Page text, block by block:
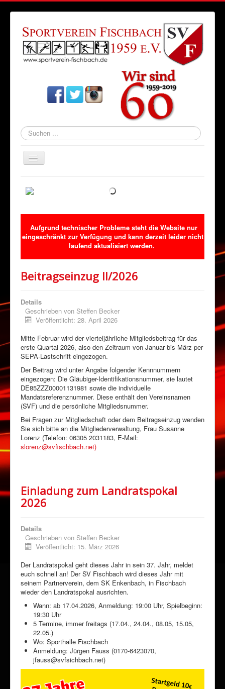
Suchen
...
Navigation
an/aus
Verein
Abteilungen
Veranstaltungen
Förderverein
Downloads
Kontakt
Klimaschutz
Aufgrund technischer Probleme steht die Website nur
eingeschränkt zur Verfügung und kann derzeit leider nicht
laufend aktualisiert werden.
Beitragseinzug II/2026
Details
Geschrieben von Steffen Becker
Veröffentlicht: 28. April 2026
Mitte Februar wird der vierteljährliche Mitgliedsbeitrag für das
erste Quartal 2026, also den Zeitraum von Januar bis März per
SEPA-Lastschrift eingezogen.
Der Beitrag wird unter Angabe folgender Kennnummern
eingezogen: Die Gläubiger-Identifikationsnummer, sie lautet
DE85ZZZ00001131981 sowie die individuelle
Mandatsreferenznummer. Diese enthält den Vereinsnamen
(SVF) und die persönliche Mitgliedsnummer.
Bei Fragen zur Mitgliedschaft oder dem Beitragseinzug wenden
Sie sich bitte an die Mitgliederverwaltung, Frau Susanne
Lorenz (Telefon: 06305 2031183, E-Mail:
slorenz@svfischbach.net)
Einladung zum Landratspokal
2026
Details
Geschrieben von Steffen Becker
Veröffentlicht: 15. März 2026
Der Landratspokal geht dieses Jahr in sein 37. Jahr, meldet
euch schnell an! Der SV Fischbach wird dieses Jahr mit
seinem Partnerverein, dem SK Enkenbach, in Fischbach
wieder den Landratspokal ausrichten.
Wann: ab 17.04.2026, Anmeldung: 19:00 Uhr, Spielbeginn:
19:30 Uhr
5 Termine, immer freitags (17.04., 24.04., 08.05, 15.05,
22.05.)
Wo: Sporthalle Fischbach
Anmeldung: Jürgen Fauss (0170-6423070,
jfauss@svfsichbach.net)